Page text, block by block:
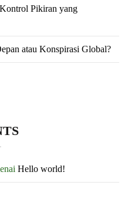
Pikiran yang
atau Konspirasi Global?
Hello world!